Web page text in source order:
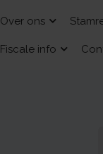
Over ons
Fiscale info